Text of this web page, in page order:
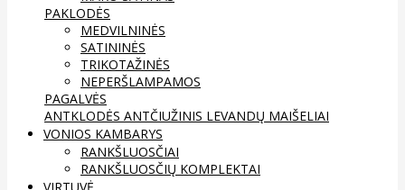
PAKLODĖS
MEDVILNINĖS
SATININĖS
TRIKOTAŽINĖS
NEPERŠLAMPAMOS
PAGALVĖS
ANTKLODĖS ANTČIUŽINIS LEVANDŲ MAIŠELIAI
VONIOS KAMBARYS
RANKŠLUOSČIAI
RANKŠLUOSČIŲ KOMPLEKTAI
VIRTUVĖ